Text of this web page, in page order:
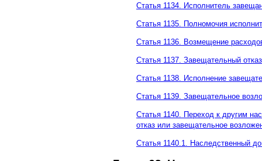
Статья 1134. Исполнитель
Статья 1135. Полномочия
Статья 1136. Возмещение
Статья 1137. Завещательный отказ
Статья 1138. Исполнение
Статья 1139. Завещательное
Статья 1140. Переход к другим
отказ или завещательное
Статья 1140.1. Наследственный